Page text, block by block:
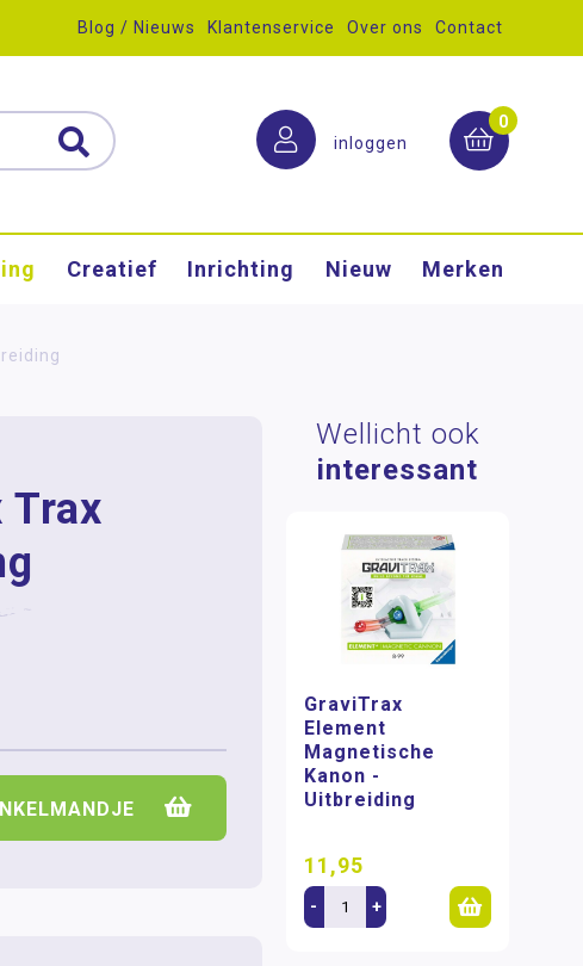
Blog / Nieuws Klantenservice Over ons Contact
inloggen
0
Creatief Inrichting Nieuw Merken
Trax
Wellicht ook
interessant
GraviTrax
Element
Magnetische
Kanon -
Uitbreiding
11,95
- +